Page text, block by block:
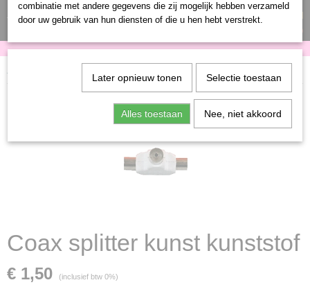
Inloggen Registreren
UW WINKELWAGEN
(0)
Home
Coax splitter kunst kunststof
€ 1,50 (inclusief btw 0%)
combinatie met andere gegevens die zij mogelijk hebben verzameld
door uw gebruik van hun diensten of die u hen hebt verstrekt.
Later opnieuw tonen Selectie toestaan
Alles toestaan Nee, niet akkoord